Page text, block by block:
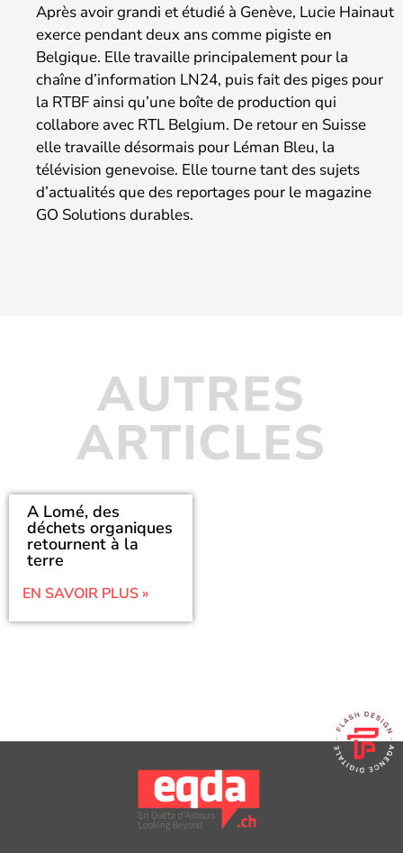
Après avoir grandi et étudié à Genève, Lucie Hainaut
exerce pendant deux ans comme pigiste en
Belgique. Elle travaille principalement pour la
chaîne d’information LN24, puis fait des piges pour
la RTBF ainsi qu’une boîte de production qui
collabore avec RTL Belgium. De retour en Suisse
elle travaille désormais pour Léman Bleu, la
télévision genevoise. Elle tourne tant des sujets
d’actualités que des reportages pour le magazine
GO Solutions durables.
AUTRES
ARTICLES
A Lomé, des
déchets organiques
retournent à la
terre
EN SAVOIR PLUS »